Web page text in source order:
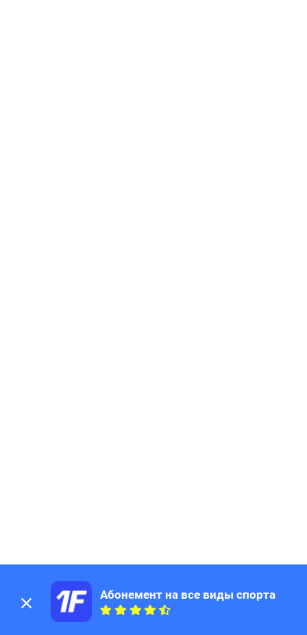
Абонемент на все виды спорта